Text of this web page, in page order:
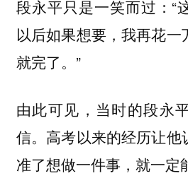
段永平只是一笑而过：“
以后如果想要，我再花
就完了。”
由此可见，当时的段永
信。高考以来的经历让他
准了想做一件事，就一定